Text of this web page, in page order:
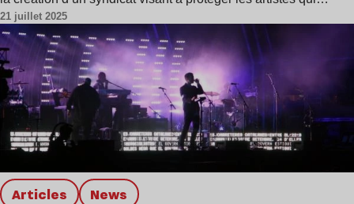
21 juillet 2025
Articles news